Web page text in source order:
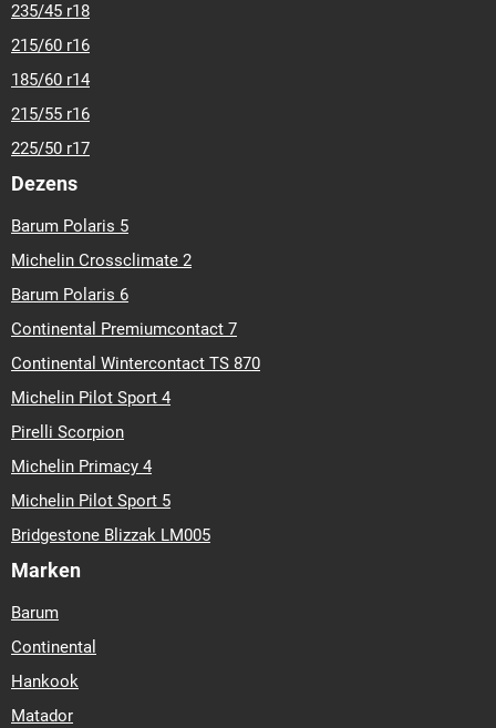
235/45 r18
215/60 r16
185/60 r14
215/55 r16
225/50 r17
Dezens
Barum Polaris 5
Michelin Crossclimate 2
Barum Polaris 6
Continental Premiumcontact 7
Continental Wintercontact TS 870
Michelin Pilot Sport 4
Pirelli Scorpion
Michelin Primacy 4
Michelin Pilot Sport 5
Bridgestone Blizzak LM005
Marken
Barum
Continental
Hankook
Matador